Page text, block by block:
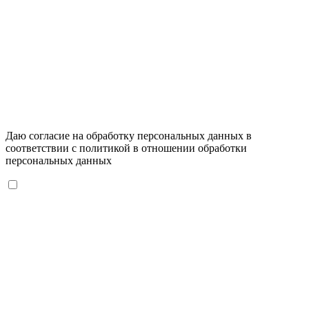
Даю согласие на обработку персональных данных в
соответствии с политикой в отношении обработки
персональных данных